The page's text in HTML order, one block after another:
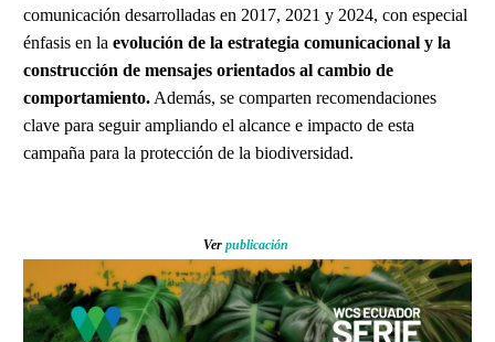
comunicación desarrolladas en 2017, 2021 y 2024, con especial
énfasis en la evolución de la estrategia comunicacional y la
construcción de mensajes orientados al cambio de
comportamiento. Además, se comparten recomendaciones
clave para seguir ampliando el alcance e impacto de esta
campaña para la protección de la biodiversidad.
Ver publicación